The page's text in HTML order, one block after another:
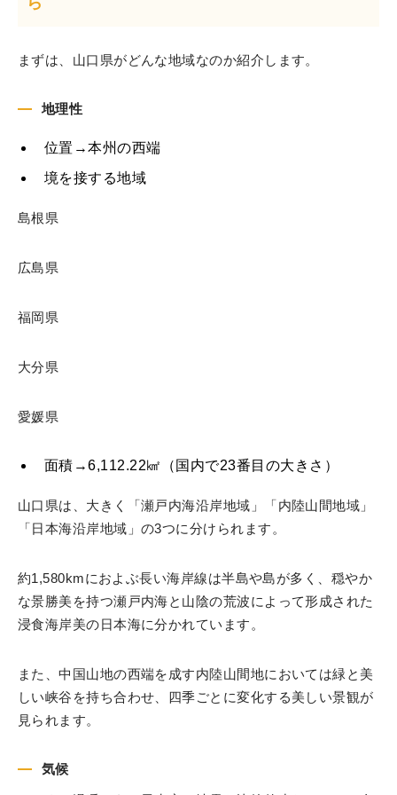
まずは、山口県がどんな地域なのか紹介します。
地理性
位置→本州の西端
境を接する地域
島根県
広島県
福岡県
大分県
愛媛県
面積→6,112.22㎢（国内で23番目の大きさ）
山口県は、大きく「瀬戸内海沿岸地域」「内陸山間地域」
「日本海沿岸地域」の3つに分けられます。
約1,580kmにおよぶ長い海岸線は半島や島が多く、穏やか
な景勝美を持つ瀬戸内海と山陰の荒波によって形成された
浸食海岸美の日本海に分かれています。
また、中国山地の西端を成す内陸山間地においては緑と美
しい峡谷を持ち合わせ、四季ごとに変化する美しい景観が
見られます。
気候